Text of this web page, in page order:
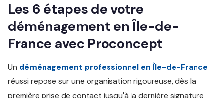
Les 6 étapes de votre
déménagement en Île-de-
France avec Proconcept
Un déménagement professionnel en Île-de-France
réussi repose sur une organisation rigoureuse, dès la
première prise de contact jusqu'à la dernière signature